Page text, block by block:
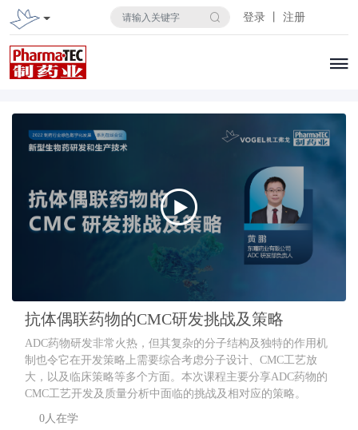
登录 丨 注册
抗体偶联药物的CMC研发挑战及策略
ADC药物研发非常火热，但其复杂的分子结构及独特的作用机
制也令它在开发策略上需要综合考虑分子设计、CMC工艺放
大，以及临床策略等多个方面。本次课程主要分享ADC药物的
CMC工艺开发及质量分析中面临的挑战及相对应的策略。
0人在学